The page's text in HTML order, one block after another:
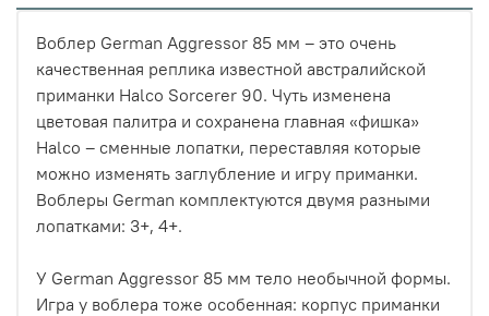
Воблер German Aggressor 85 мм – это очень
качественная реплика известной австралийской
приманки Halco Sorcerer 90. Чуть изменена
цветовая палитра и сохранена главная «фишка»
Halco – сменные лопатки, переставляя которые
можно изменять заглубление и игру приманки.
Воблеры German комплектуются двумя разными
лопатками: 3+, 4+.
У German Aggressor 85 мм тело необычной формы.
Игра у воблера тоже особенная: корпус приманки